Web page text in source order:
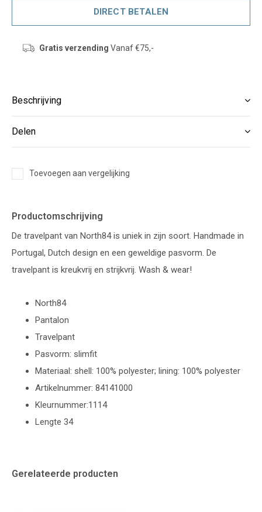
DIRECT BETALEN
Gratis verzending Vanaf €75,-
Beschrijving
Delen
Toevoegen aan vergelijking
Productomschrijving
De travelpant van North84 is uniek in zijn soort. Handmade in
Portugal, Dutch design en een geweldige pasvorm. De
travelpant is kreukvrij en strijkvrij. Wash & wear!
North84
Pantalon
Travelpant
Pasvorm: slimfit
Materiaal: shell: 100% polyester; lining: 100% polyester
Artikelnummer: 84141000
Kleurnummer:1114
Lengte 34
Gerelateerde producten